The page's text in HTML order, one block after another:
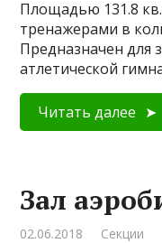
Площадью 131.8
тренажерами в
Предназначен для
атлетической
Читать далее
Зал
02.06.2018 Секции